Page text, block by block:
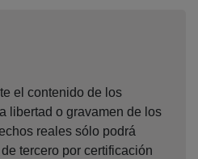
el contenido de los
libertad o gravamen de los
reales sólo podrá
tercero por certificación